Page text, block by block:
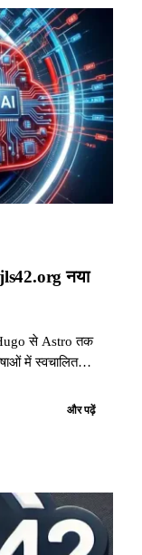
नया
से Astro तक
में स्वचालित
और पढ़ें